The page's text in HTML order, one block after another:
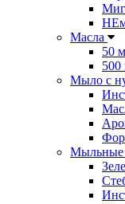
Масла
50
500
Мыло с
Мыльные